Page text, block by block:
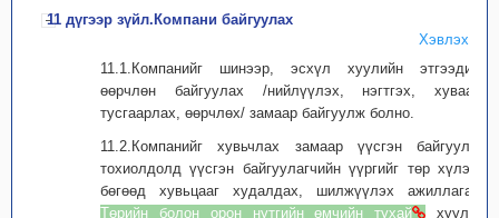
11 дүгээр зүйл.Компани байгуулах
Хэвлэх
11.1.Компанийг шинээр, эсхүл хуулийн этгээдийг
өөрчлөн байгуулах /нийлүүлэх, нэгтгэх, хуваах,
тусгаарлах, өөрчлөх/ замаар байгуулж болно.
11.2.Компанийг хувьчлах замаар үүсгэн байгуулах
тохиолдолд үүсгэн байгуулагчийн үүргийг төр хүлээх
бөгөөд хувьцааг худалдах, шилжүүлэх ажиллагааг
Төрийн болон орон нутгийн өмчийн тухай
хуульд